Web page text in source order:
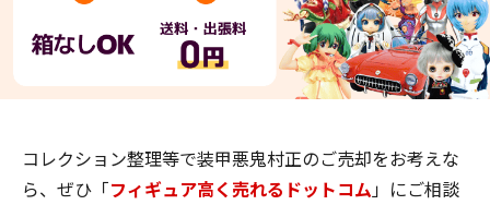
コレクション整理等で装甲悪鬼村正のご売却をお考えな
ら、ぜひ「フィギュア高く売れるドットコム」にご相談